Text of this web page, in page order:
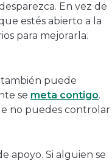
En vez de
estés abierto a la
para mejorarla.
puede
se meta contigo.
no puedes controlar
apoyo. Si alguien se